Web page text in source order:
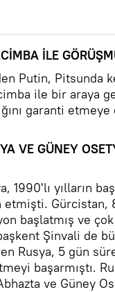
İLE
Putin, Pitsunda
ile bir araya
garanti
VE GÜNEY
1990'lı yılların
etmişti.
başlatmış ve çok
Şinvali de
Rusya, 5 gün
başarmıştı.
ve Güney